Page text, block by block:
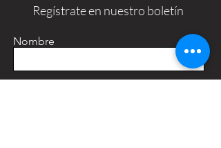
Regístrate en nuestro boletín
Nombre